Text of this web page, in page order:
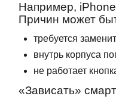
Например,
Причин может
требуется
внутрь корпуса
не работает
«Зависать»